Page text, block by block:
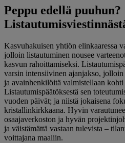
Peppu edellä puuhun?
Kasvuhakuisen yhtiön elinkaaressa
jolloin listautuminen nousee
kasvun rahoittamiseksi.
varsin intensiivinen ajanjakso,
ja avainhenkilöitä valmistellaan kohti
Listautumispäätöksestä sen
vuoden päivät; ja niistä jokaisena
kristallinkirkkaana. Hyvin
osaajaverkoston ja hyvän
ja väistämättä vastaan tulevista –
voittajana maaliin.